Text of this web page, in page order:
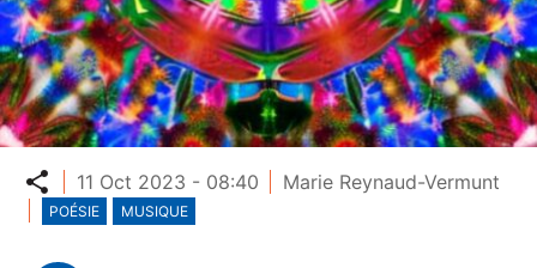
Partager
11 Oct 2023 - 08:40 Marie Reynaud-Vermunt
POÉSIE MUSIQUE